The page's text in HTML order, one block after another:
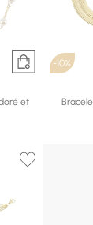
et
-10%